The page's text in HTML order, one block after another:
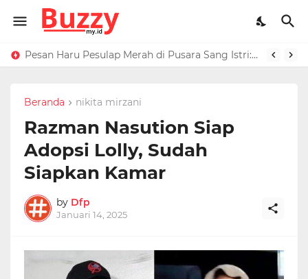
Pesan Haru Pesulap Merah di Pusara Sang Istri: Sekarang Kamu Enggak Perlu Sakit Disuntik Lagi
Raffi Ahmad Masih di LN, Kirim Rp 1 M ke Jeje Buat Korban Longsor Bandung Barat
Beranda nikita mirzani
Razman Nasution Siap
Adopsi Lolly, Sudah
Siapkan Kamar
by Dfp
Januari 14, 2025